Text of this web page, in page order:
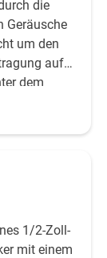
die
Geräusche
um den
auf
dem
1/2-Zoll-
mit einem